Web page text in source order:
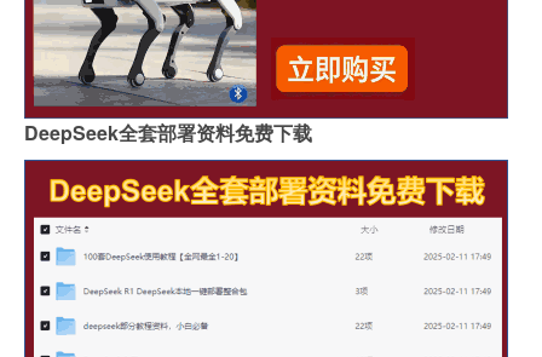
DeepSeek全套部署资料免费下载